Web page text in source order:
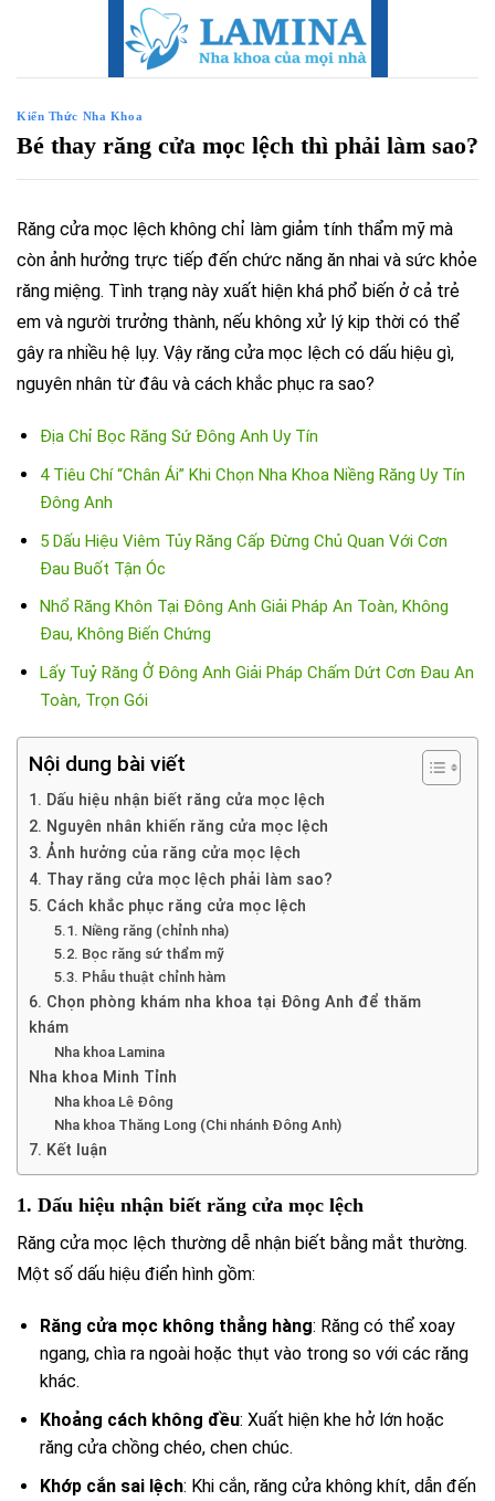
Kiến Thức Nha Khoa
Bé thay răng cửa mọc lệch thì phải làm sao?
Răng cửa mọc lệch không chỉ làm giảm tính thẩm mỹ mà
còn ảnh hưởng trực tiếp đến chức năng ăn nhai và sức khỏe
răng miệng. Tình trạng này xuất hiện khá phổ biến ở cả trẻ
em và người trưởng thành, nếu không xử lý kịp thời có thể
gây ra nhiều hệ lụy. Vậy răng cửa mọc lệch có dấu hiệu gì,
nguyên nhân từ đâu và cách khắc phục ra sao?
Địa Chỉ Bọc Răng Sứ Đông Anh Uy Tín
4 Tiêu Chí “Chân Ái” Khi Chọn Nha Khoa Niềng Răng Uy Tín
Đông Anh
5 Dấu Hiệu Viêm Tủy Răng Cấp Đừng Chủ Quan Với Cơn
Đau Buốt Tận Óc
Nhổ Răng Khôn Tại Đông Anh Giải Pháp An Toàn, Không
Đau, Không Biến Chứng
Lấy Tuỷ Răng Ở Đông Anh Giải Pháp Chấm Dứt Cơn Đau An
Toàn, Trọn Gói
Nội dung bài viết
1. Dấu hiệu nhận biết răng cửa mọc lệch
2. Nguyên nhân khiến răng cửa mọc lệch
3. Ảnh hưởng của răng cửa mọc lệch
4. Thay răng cửa mọc lệch phải làm sao?
5. Cách khắc phục răng cửa mọc lệch
5.1. Niềng răng (chỉnh nha)
5.2. Bọc răng sứ thẩm mỹ
5.3. Phẫu thuật chỉnh hàm
6. Chọn phòng khám nha khoa tại Đông Anh để thăm
khám
Nha khoa Lamina
Nha khoa Minh Tỉnh
Nha khoa Lê Đông
Nha khoa Thăng Long (Chi nhánh Đông Anh)
7. Kết luận
1. Dấu hiệu nhận biết răng cửa mọc lệch
Răng cửa mọc lệch thường dễ nhận biết bằng mắt thường.
Một số dấu hiệu điển hình gồm:
Răng cửa mọc không thẳng hàng: Răng có thể xoay
ngang, chìa ra ngoài hoặc thụt vào trong so với các răng
khác.
Khoảng cách không đều: Xuất hiện khe hở lớn hoặc
răng cửa chồng chéo, chen chúc.
Khớp cắn sai lệch: Khi cắn, răng cửa không khít, dẫn đến